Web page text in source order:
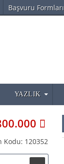
Başvuru Formları
YAZLIK
Kodu: 120352